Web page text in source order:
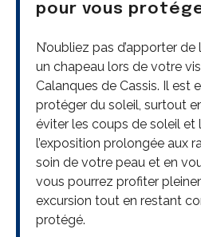
pour vous
N’oubliez pas d’apporter
un chapeau lors de votre
Calanques de Cassis. Il est
protéger du soleil, surtout
éviter les coups de soleil et
l’exposition prolongée aux
soin de votre peau et en
vous pourrez profiter
excursion tout en restant
protégé.